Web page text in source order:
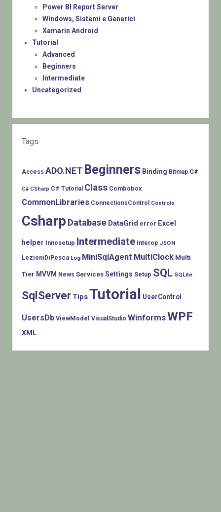
Power BI Report Server
Windows, Sistemi e Generici
Xamarin Android
Tutorial
Advanced
Beginners
Intermediate
Uncategorized
Tags
Access ADO.NET Beginners Binding Bitmap C#
C# CSharp C# Tutorial Class Combobox
CommonLibraries ConnectionsControl Controls
Csharp Database DataGrid error Excel
helper Innosetup Intermediate Interop JSON
LezioniDiPesca Log MiniSqlAgent MultiClock Multi
Tier MVVM News Services Settings Setup SQL SQLite
SqlServer TipsTutorial UserControl
UsersDb ViewModel VisualStudio WinformsWPF
XML